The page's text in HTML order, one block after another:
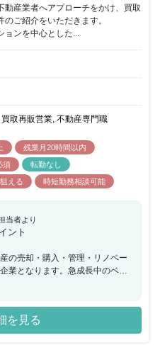
ンにおいては《所長・ブロック
ての組織強化に伴う採用となっ
描くことが出来ることも魅力と
動産業者へアプローチをかけ、買取
のご紹介をいただきます。
ョンを中心とした...
取再販営業, 不動産専門職
残業月20時間以内
須
転勤なし
える 時短勤務相談可能
当者より
ント
の売却・購入・管理・リノベー
業となります。急成長中のベン
で増収・増益を続けておりま
期的にキャリアを築きながら、
だけます。年齢や年次に関係な
れる環境が整っており、モチベ
を見る